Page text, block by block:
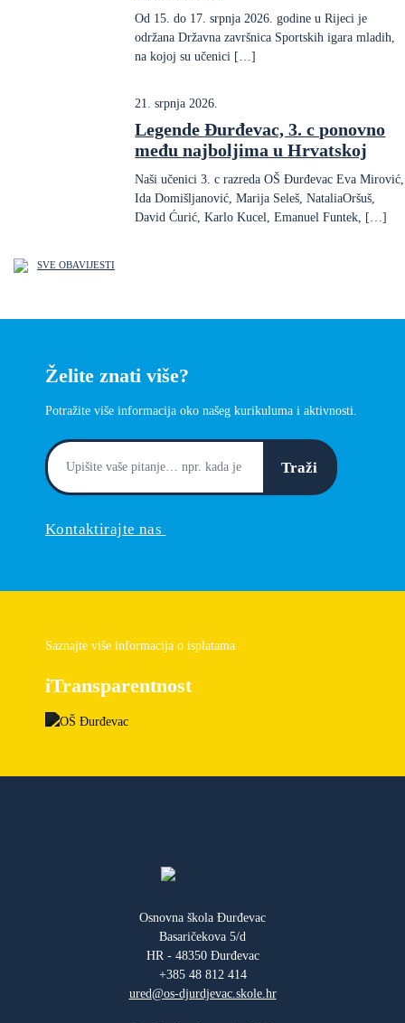
Od 15. do 17. srpnja 2026. godine u Rijeci je
održana Državna završnica Sportskih igara mladih,
na kojoj su učenici […]
21. srpnja 2026.
Legende Đurđevac, 3. c ponovno
među najboljima u Hrvatskoj
Naši učenici 3. c razreda OŠ Đurđevac Eva Mirović,
Ida Domišljanović, Marija Seleš, NataliaOršuš,
David Ćurić, Karlo Kucel, Emanuel Funtek, […]
SVE OBAVIJESTI
Želite znati više?
Potražite više informacija oko našeg kurikuluma i aktivnosti.
Traži
Kontaktirajte nas
Saznajte više informacija o isplatama
iTransparentnost
Osnovna škola Đurđevac
Basaričekova 5/d
HR - 48350 Đurđevac
+385 48 812 414
ured@os-djurdjevac.skole.hr